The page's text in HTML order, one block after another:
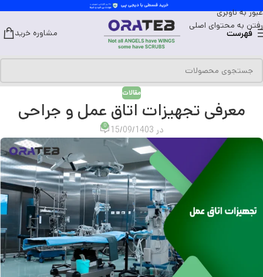
عبور به ناوبری
رفتن به محتوای اصلی
فهرست مشاوره خرید
مقالات
معرفی تجهیزات اتاق عمل و جراحی
در 15/09/1403 0